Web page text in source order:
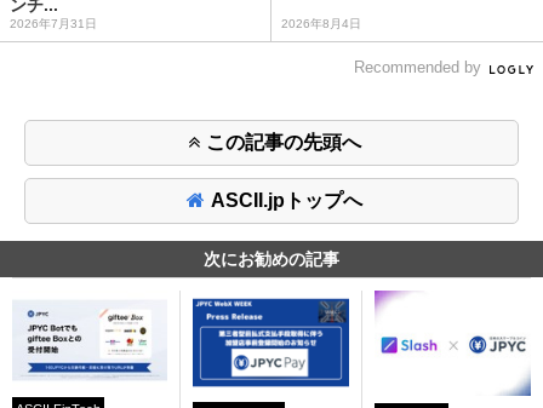
ンチ...
2026年7月31日 2026年8月4日
Recommended by
この記事の先頭へ
ASCII.jpトップへ
次にお勧めの記事